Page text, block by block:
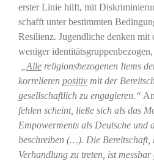
erster Linie hilft, mit
schafft unter bestimmten
Resilienz. Jugendliche denken mit
weniger
„Allereligionsbezogenen Items
korrelieren positivmit der
gesellschaftlich zu engagieren.“
fehlen scheint, ließe sich als das
Empowerments als Deutsche und
beschreiben (…). Die Bereitschaft,
Verhandlung zu treten, ist messbar